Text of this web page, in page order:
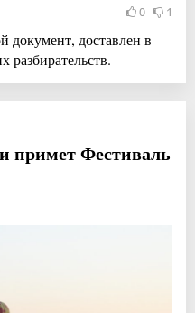
0 1
документ, доставлен в
разбирательств.
примет Фестиваль